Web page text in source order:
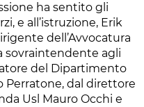
ha sentito gli
e all’istruzione, Erik
dell’Avvocatura
sovraintendente agli
del Dipartimento
Perratone, dal direttore
Usl Mauro Occhi e